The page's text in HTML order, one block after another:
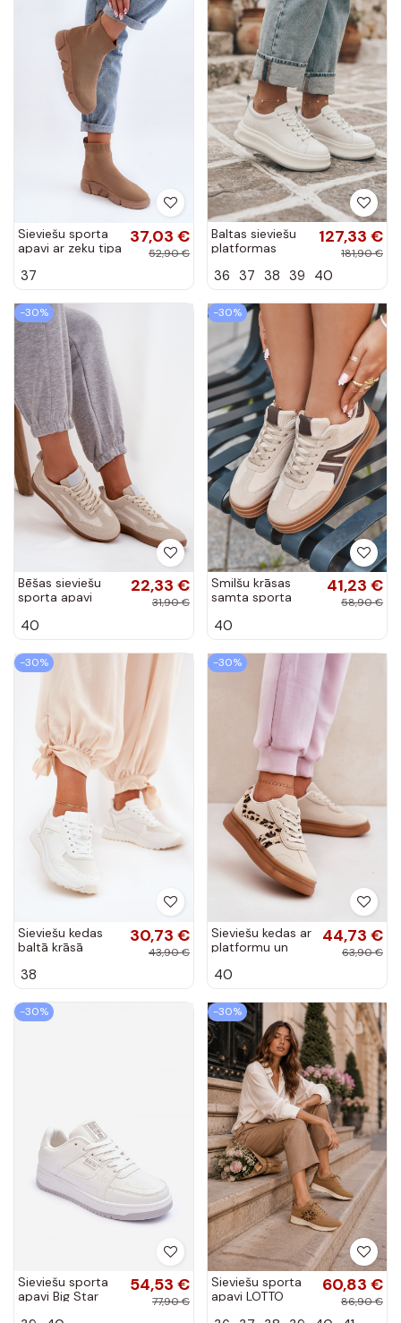
Sieviešu sporta
apavi ar zeķu tipa
krāsā Zirila
37,03 €
52,90 €
37
Baltas sieviešu
platformas
GOE SS2N4021
127,33 €
181,90 €
36 37 38 39 40
-30%
Bēšas sieviešu
sporta apavi
22,33 €
31,90 €
40
-30%
Smilšu krāsas
samta sporta
platformu
41,23 €
58,90 €
40
-30%
Sieviešu kedas
baltā krāsā
30,73 €
43,90 €
38
-30%
Sieviešu kedas ar
platformu un
smilšu krāsā
44,73 €
63,90 €
40
-30%
Sieviešu sporta
apavi Big Star
54,53 €
77,90 €
-30%
Sieviešu sporta
apavi LOTTO
60,83 €
86,90 €